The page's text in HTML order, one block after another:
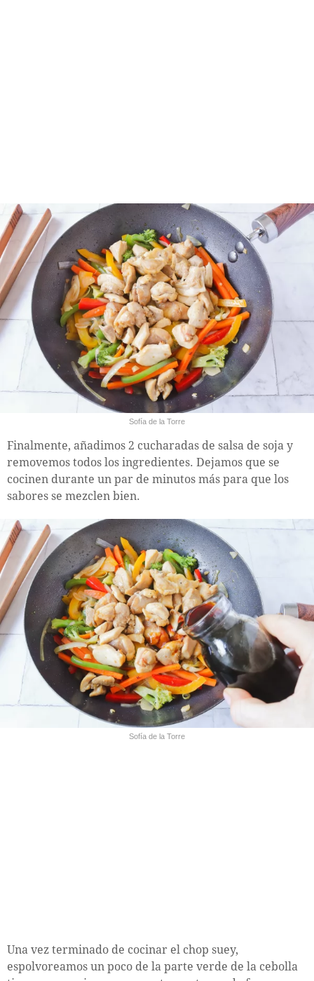
Sofía de la Torre
Finalmente, añadimos 2 cucharadas de salsa de soja y
removemos todos los ingredientes. Dejamos que se
cocinen durante un par de minutos más para que los
sabores se mezclen bien.
Sofía de la Torre
Una vez terminado de cocinar el chop suey,
espolvoreamos un poco de la parte verde de la cebolla